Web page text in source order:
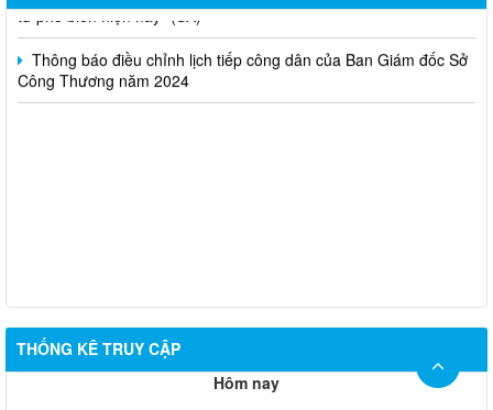
Thông báo điều chỉnh lịch tiếp công dân của Ban Giám đốc Sở
Công Thương năm 2024
THỐNG KÊ TRUY CẬP
Hôm nay